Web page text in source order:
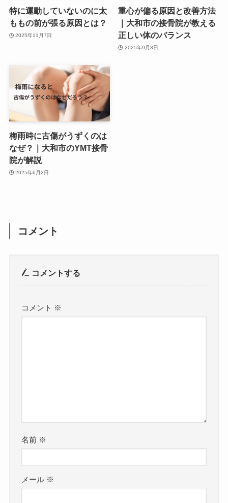
特に運動していないのに太
ももの前が張る原因とは？
2025年11月7日
重心が偏る原因と改善方法
｜大和市の接骨院が教える
正しい体のバランス
2025年9月3日
梅雨時に古傷がうずくのは
なぜ？｜大和市のYMT接骨
院が解説
2025年6月2日
コメント
コメントする
コメント ※
名前 ※
メール ※